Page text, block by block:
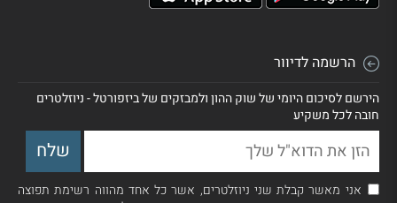
הרשמה לדיוור
הירשם לסיכום היומי של שוק ההון ולמבזקים של ביזפורטל - ניוזלטרים
חובה לכל משקיע
אני מאשר קבלת שני ניוזלטרים, אשר כל אחד מהווה רשימת תפוצה